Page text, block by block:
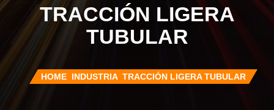
TRACCIÓN LIGERA
TUBULAR
HOME INDUSTRIA TRACCIÓN LIGERA TUBULAR